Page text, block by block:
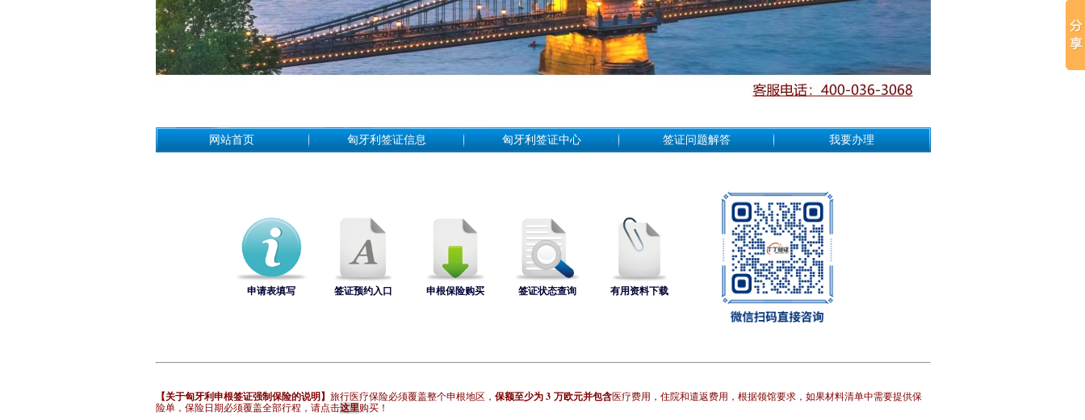
网站首页 匈牙利签证信息 匈牙利签证中心 签证问题解答 我要办理
申请表填写 签证预约入口 申根保险购买 签证状态查询 有用资料下载
【关于匈牙利申根签证强制保险的说明】 旅行医疗保险必须覆盖整个申根地区， 保额至少为 3 万欧元并包含医疗费用，住院和遣返费用， 根据领馆要求，如果材料清单中需要提供保
险单，保险日期必须覆盖全部行程 ，请点击这里购买！